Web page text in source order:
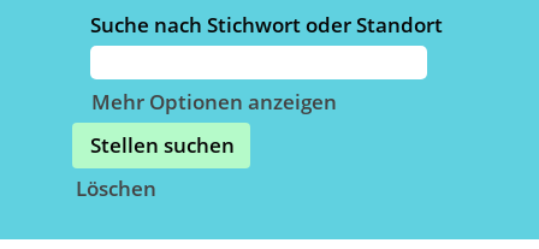
Suche nach Stichwort oder Standort
Mehr Optionen anzeigen
Löschen